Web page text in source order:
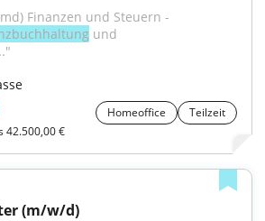
Finanzen und Steuern -
und
Homeoffice
Teilzeit
42.500,00 €
(m/w/d)